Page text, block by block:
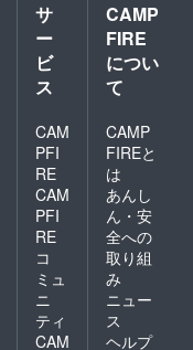
サ
ー
ビ
ス
CAM
PFI
RE
CAM
PFI
RE
コ
ミュ
ニ
ティ
CAM
CAMP
FIRE
につい
て
CAMP
FIREと
は
あんし
ん・安
全への
取り組
み
ニュー
ス
ヘルプ